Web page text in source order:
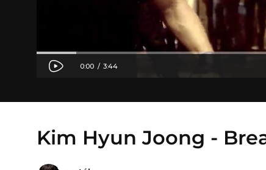
Kim Hyun Joong -